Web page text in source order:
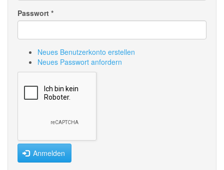
Passwort *
Neues Benutzerkonto erstellen
Neues Passwort anfordern
Anmelden